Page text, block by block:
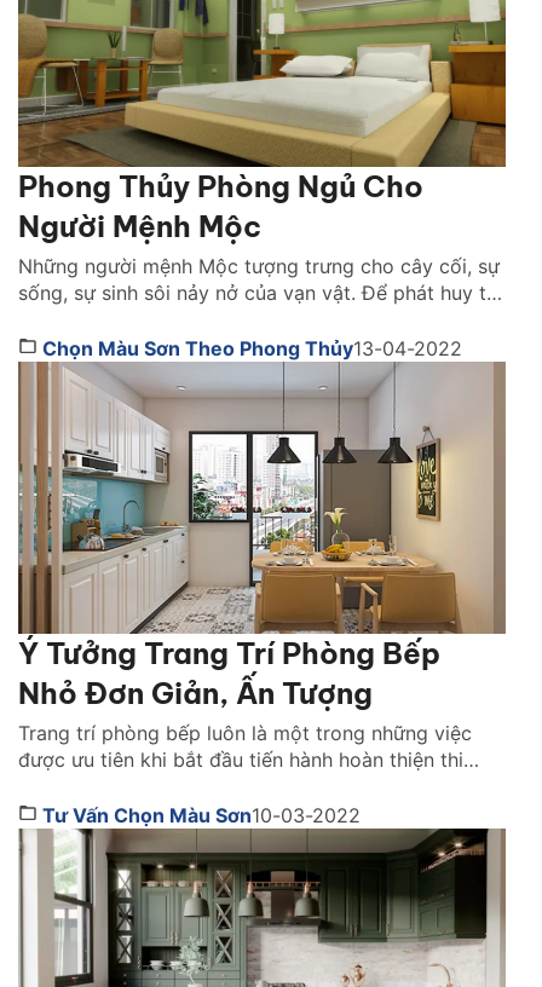
Phong Thủy Phòng Ngủ Cho
Người Mệnh Mộc
Những người mệnh Mộc tượng trưng cho cây cối, sự
sống, sự sinh sôi nảy nở của vạn vật. Để phát huy tốt
của ngôi nhà. Và đặc biệt, thiết kế phòng ngủ như
thế nào để phù hợp với những người […]
Chọn Màu Sơn Theo Phong Thủy13-04-2022
Ý Tưởng Trang Trí Phòng Bếp
Nhỏ Đơn Giản, Ấn Tượng
Trang trí phòng bếp luôn là một trong những việc
được ưu tiên khi bắt đầu tiến hành hoàn thiện thi
coi là khu vực “giữ lửa” cho cả nhà. Tuy nhiên, việc
trang trí không phải lúc nào cũng diễn ra thuận […]
Tư Vấn Chọn Màu Sơn10-03-2022